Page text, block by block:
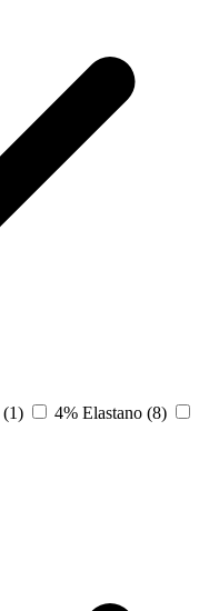
(1) 4% Elastano (8)